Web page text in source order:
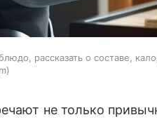
рассказать о составе,
не только